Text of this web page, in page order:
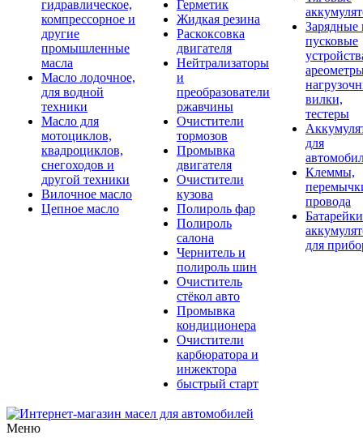
гидравлическое,
компрессорное и
другие
промышленные
масла
Масло лодочное,
для водной
техники
Масло для
мотоциклов,
квадроциклов,
снегоходов и
другой техники
Вилочное масло
Цепное масло
Герметик
Жидкая резина
Раскоксовка
двигателя
Нейтрализаторы
и
преобразователи
ржавчины
Очистители
тормозов
Промывка
двигателя
Очистители
кузова
Полироль фар
Полироль
салона
Чернитель и
полироль шин
Очиститель
стёкол авто
Промывка
кондиционера
Очистители
карбюратора и
инжектора
быстрый старт
Зарядные
пусковые
вилки,
тестеры
для
Клеммы,
провода
для
Меню